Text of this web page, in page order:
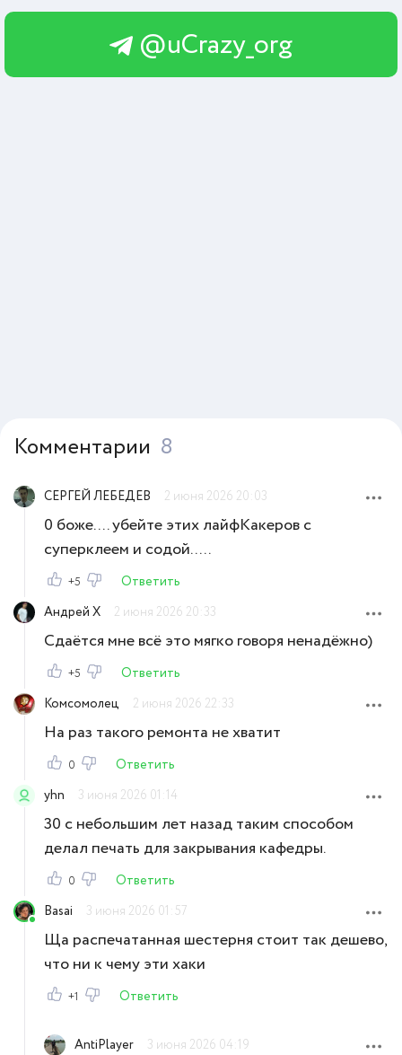
@uCrazy_org
Комментарии 8
СЕРГЕЙ ЛЕБЕДЕВ 2 июня 2026 20:03
0 боже.... убейте этих лайфКакеров с
суперклеем и содой.....
+5
Ответить
Андрей Х
2 июня 2026 20:33
Сдаётся мне всё это мягко говоря ненадёжно)
+5
Ответить
Комсомолец
2 июня 2026 22:33
На раз такого ремонта не хватит
0
Ответить
yhn
3 июня 2026 01:14
30 с небольшим лет назад таким способом
делал печать для закрывания кафедры.
0
Ответить
Basai
3 июня 2026 01:57
Ща распечатанная шестерня стоит так дешево,
что ни к чему эти хаки
+1 Ответить
AntiPlayer 3 июня 2026 04:19